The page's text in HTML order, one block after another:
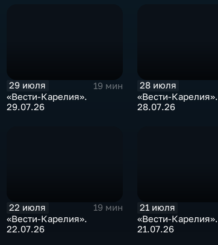
29 июля
19 мин
«Вести-Карелия».
29.07.26
28 июля
«Вести-Карелия».
28.07.26
22 июля
19 мин
«Вести-Карелия».
22.07.26
21 июля
«Вести-Карелия».
21.07.26